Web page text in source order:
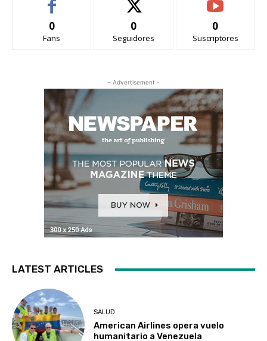
0
Fans
0
Seguidores
0
Suscriptores
- Advertisement -
LATEST ARTICLES
SALUD
American Airlines opera vuelo
humanitario a Venezuela